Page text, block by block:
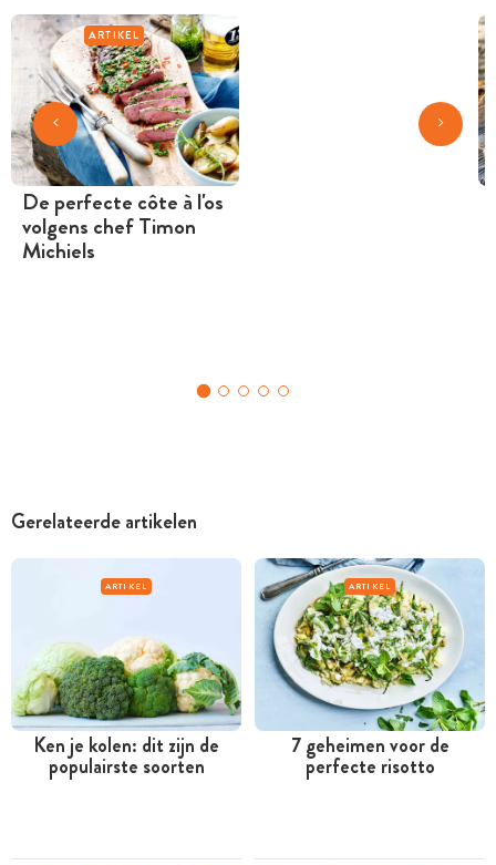
ARTIKEL
De perfecte côte à l'os
volgens chef Timon
Michiels
Gerelateerde artikelen
ARTIKEL
Ken je kolen: dit zijn de
populairste soorten
ARTIKEL
7 geheimen voor de
perfecte risotto